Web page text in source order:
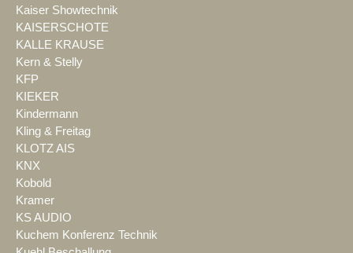
Kaiser Showtechnik
KAISERSCHOTE
KALLE KRAUSE
Kern & Stelly
KFP
KIEKER
Kindermann
Kling & Freitag
KLOTZ AIS
KNX
Kobold
Kramer
KS AUDIO
Kuchem Konferenz Technik